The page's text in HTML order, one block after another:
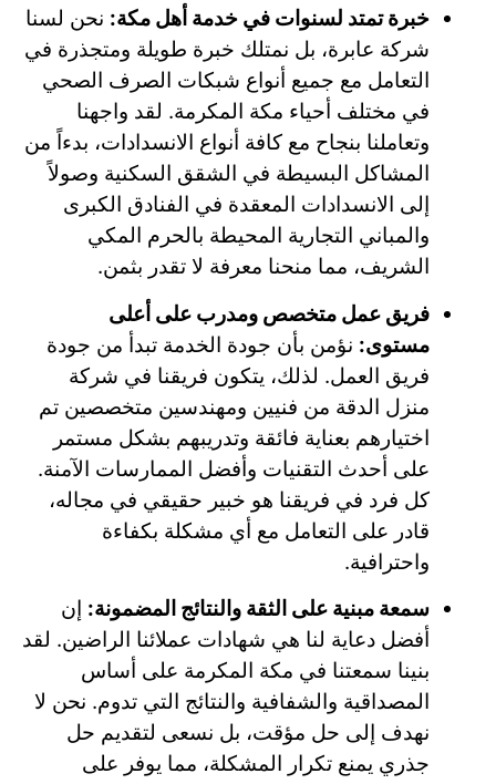
خبرة تمتد لسنوات في خدمة أهل مكة: نحن لسنا
شركة عابرة، بل نمتلك خبرة طويلة ومتجذرة في
التعامل مع جميع أنواع شبكات الصرف الصحي
في مختلف أحياء مكة المكرمة. لقد واجهنا
وتعاملنا بنجاح مع كافة أنواع الانسدادات، بدءاً من
المشاكل البسيطة في الشقق السكنية وصولاً
إلى الانسدادات المعقدة في الفنادق الكبرى
والمباني التجارية المحيطة بالحرم المكي
الشريف، مما منحنا معرفة لا تقدر بثمن.
فريق عمل متخصص ومدرب على أعلى
مستوى: نؤمن بأن جودة الخدمة تبدأ من جودة
فريق العمل. لذلك، يتكون فريقنا في شركة
منزل الدقة من فنيين ومهندسين متخصصين تم
اختيارهم بعناية فائقة وتدريبهم بشكل مستمر
على أحدث التقنيات وأفضل الممارسات الآمنة.
كل فرد في فريقنا هو خبير حقيقي في مجاله،
قادر على التعامل مع أي مشكلة بكفاءة
واحترافية.
سمعة مبنية على الثقة والنتائج المضمونة: إن
أفضل دعاية لنا هي شهادات عملائنا الراضين. لقد
بنينا سمعتنا في مكة المكرمة على أساس
المصداقية والشفافية والنتائج التي تدوم. نحن لا
نهدف إلى حل مؤقت، بل نسعى لتقديم حل
جذري يمنع تكرار المشكلة، مما يوفر على